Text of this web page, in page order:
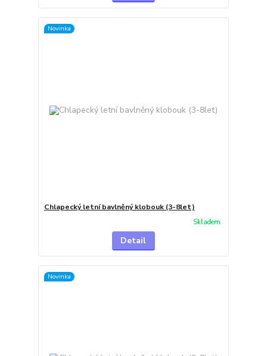
Novinka
Chlapecký letní bavlněný klobouk (3-8let)
Skladem
Detail
Novinka